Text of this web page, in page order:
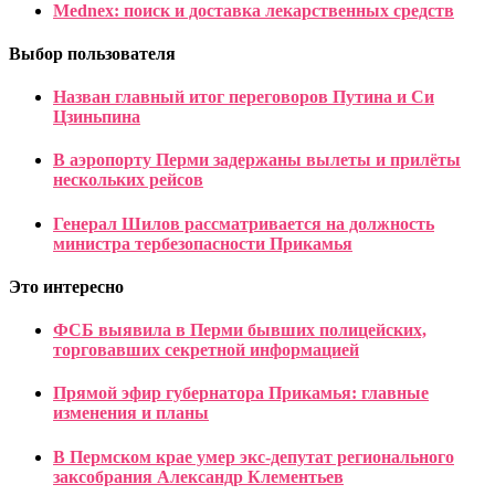
Mednex: поиск и доставка лекарственных средств
Выбор пользователя
Назван главный итог переговоров Путина и Си
Цзиньпина
В аэропорту Перми задержаны вылеты и прилёты
нескольких рейсов
Генерал Шилов рассматривается на должность
министра тербезопасности Прикамья
Это интересно
ФСБ выявила в Перми бывших полицейских,
торговавших секретной информацией
Прямой эфир губернатора Прикамья: главные
изменения и планы
В Пермском крае умер экс-депутат регионального
заксобрания Александр Клементьев